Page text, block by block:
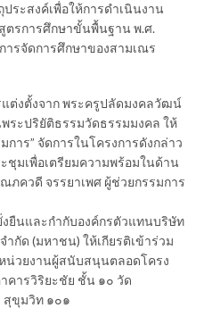
ระสงค์เพื่อให้การดำเนินงาน
ตรการศึกษาขั้นพื้นฐาน พ.ศ.
รจัดการศึกษาของสามเณร
ต่งตั้งจาก พระครูปลัดมงคลวัฒน์
พระปริยัติธรรมวัดธรรมมงคล ให้
าร” จัดการในโครงการดังกล่าว
ชุมเพื่อเตรียมความพร้อมในด้าน
ภควดี จรรยาเพศ ผู้ช่วยกรรมการ
ยืนและกำกับองค์กรตัวแทนบริษัท
ำกัด (มหาชน) ให้เกียรติเข้าร่วม
น่วยงานผู้สนับสนุนตลอดโครง
คารวิริยะชัย ชั้น ๑๐ วัด
สุขุมวิท ๑๐๑